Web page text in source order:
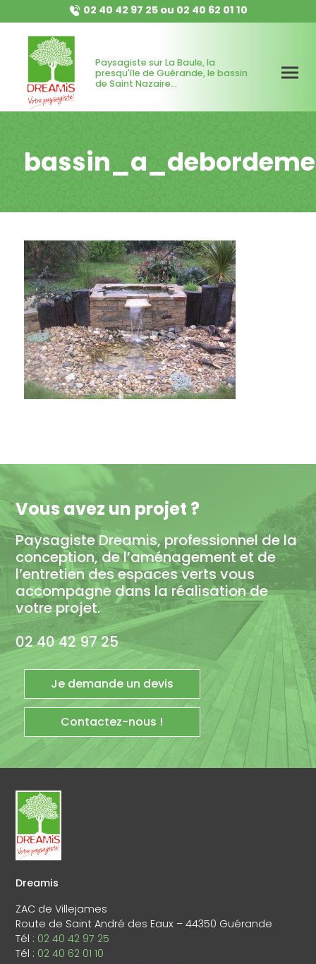
02 40 42 97 25ou 02 40 62 01 10
Paysagiste sur La Baule, la
presqu'île de Guérande, le bassin
de Saint Nazaire...
Vous avez un projet ?
Paysagiste Dreamis, professionnel de la
conception, de l’aménagement et de
l’entretien des espaces verts vous
accompagne dans la réalisation de
votre projet.
02 40 42 97 25
Je demande un devis
Contactez-nous !
Dreamis
ZAC de Villejames
Route de Saint André des Eaux – 44350 Guérande
Tél : 02 40 42 97 25
Tél : 02 40 62 01 10